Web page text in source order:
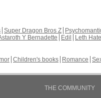
Super Dragon Bros Z
Y Bernadette Edil
Leth Hate
Children's books Romance
THE COMMUNITY